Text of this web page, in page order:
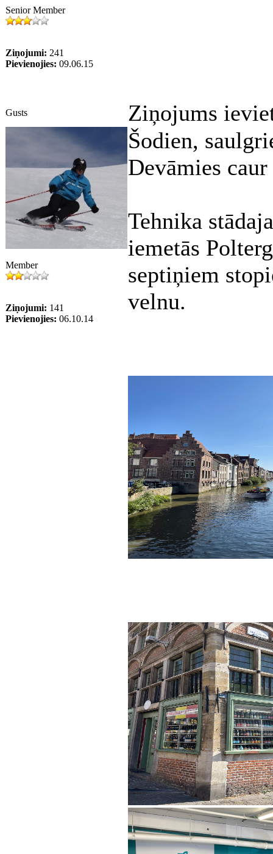
Senior Member
Ziņojumi: 241
Pievienojies: 09.06.15
Gusts Ziņojums
Member
Ziņojumi: 141
Pievienojies: 06.10.14
Šodien,
Devāmies
Tehnika
iemetās
septiņiem
velnu.